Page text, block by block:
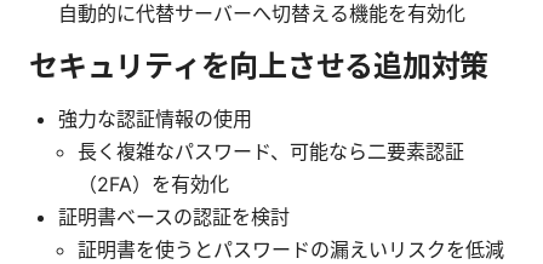
自動的に代替サーバーへ切替える機能を有効化
セキュリティを向上させる追加対策
強力な認証情報の使用
長く複雑なパスワード、可能なら二要素認証
（2FA）を有効化
証明書ベースの認証を検討
証明書を使うとパスワードの漏えいリスクを低減